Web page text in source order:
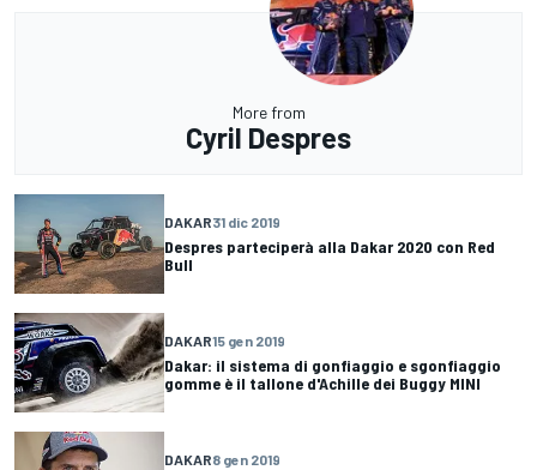
More from
Cyril Despres
DAKAR31 dic 2019
Despres parteciperà alla Dakar 2020 con Red
Bull
DAKAR15 gen 2019
Dakar: il sistema di gonfiaggio e sgonfiaggio
gomme è il tallone d'Achille dei Buggy MINI
DAKAR8 gen 2019